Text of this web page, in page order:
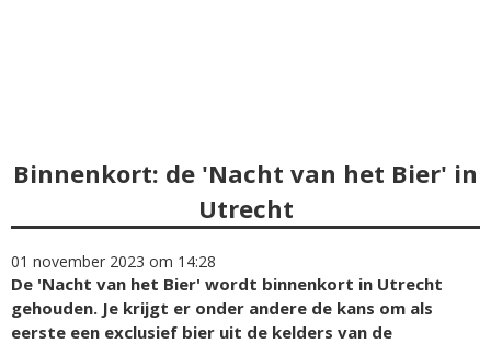
Binnenkort: de 'Nacht van het Bier' in
Utrecht
01 november 2023 om 14:28
De 'Nacht van het Bier' wordt binnenkort in Utrecht
gehouden. Je krijgt er onder andere de kans om als
eerste een exclusief bier uit de kelders van de